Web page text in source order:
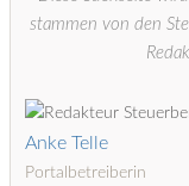
stammen von den
Anke Telle
Portalbetreiberin